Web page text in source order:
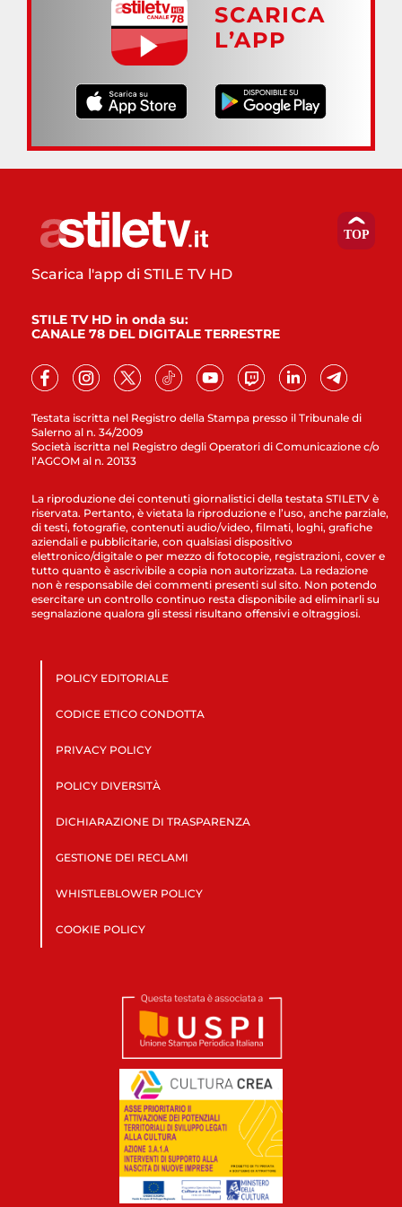
SCARICA
L’APP
Testata iscritta nel Registro della Stampa presso il Tribunale di
Salerno al n. 34/2009
Società iscritta nel Registro degli Operatori di Comunicazione c/o
l’AGCOM al n. 20133
Scarica l'app di STILE TV HD
STILE TV HD in onda su:
CANALE 78 DEL DIGITALE TERRESTRE
La riproduzione dei contenuti giornalistici della testata STILETV è
riservata. Pertanto, è vietata la riproduzione e l’uso, anche parziale,
di testi, fotografie, contenuti audio/video, filmati, loghi, grafiche
aziendali e pubblicitarie, con qualsiasi dispositivo
elettronico/digitale o per mezzo di fotocopie, registrazioni, cover e
tutto quanto è ascrivibile a copia non autorizzata. La redazione
non è responsabile dei commenti presenti sul sito. Non potendo
esercitare un controllo continuo resta disponibile ad eliminarli su
segnalazione qualora gli stessi risultano offensivi e oltraggiosi.
POLICY EDITORIALE
CODICE ETICO CONDOTTA
PRIVACY POLICY
POLICY DIVERSITÀ
DICHIARAZIONE DI TRASPARENZA
GESTIONE DEI RECLAMI
WHISTLEBLOWER POLICY
COOKIE POLICY